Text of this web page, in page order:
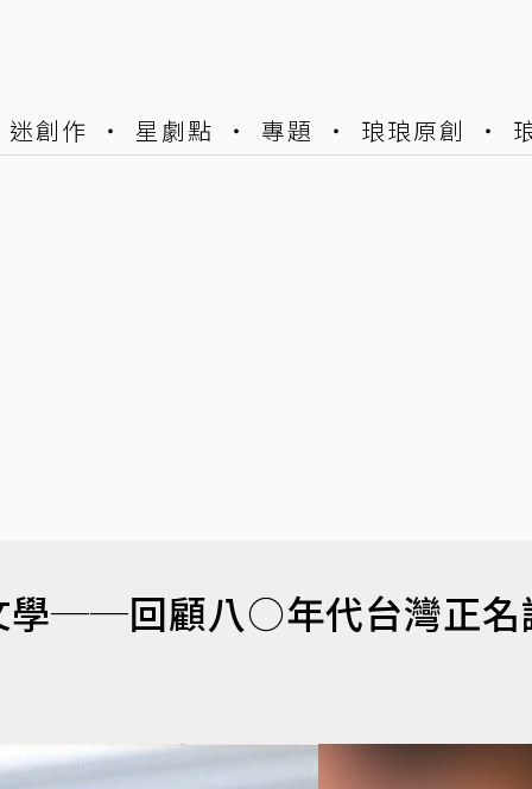
迷創作 星劇點 專題 琅琅原創
學──回顧八○年代台灣正名